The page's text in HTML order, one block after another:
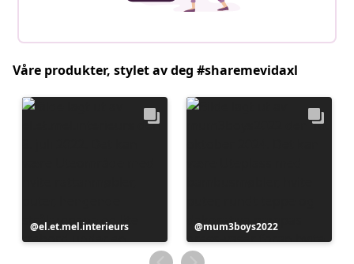
Våre produkter, stylet av deg #sharemevidaxl
Innlegg
publisert
el.et.mel.interieurs
Innlegg
publisert
av
mum3boys2022